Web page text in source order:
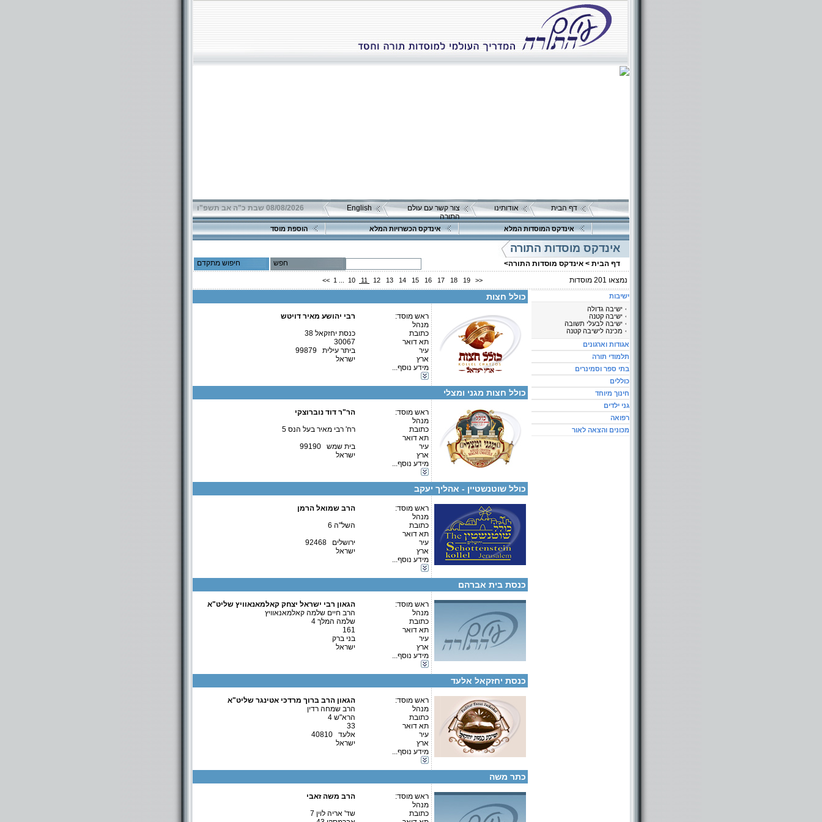
דף הבית אודותינו
צור קשר עם עולם
התורה
English 08/08/2026 שבת כ"ה אב תשפ"ו
אינדקס המוסדות המלא אינדקס הכשרויות המלא הוספת מוסד
אינדקס מוסדות התורה
דף הבית > אינדקס מוסדות התורה> חפש
חיפוש מתקדם
נמצאו 201 מוסדות << 1 10 11 12 13 14 15 16 17 18 19 >>
כולל חצות
ראש מוסד:
רבי יהושע מאיר דויטש
מנהל
כתובת
כנסת יחזקאל 38
תא דואר
30067
עיר
ביתר עילית 99879
ארץ
ישראל
מידע נוסף...
פרטים נוספים:
טלפון 1:
טלפון 2:
פקס
קטגוריות:
כוללים-חצי יום
כולל חצות מגני ומצלי
ראש מוסד:
הר"ר דוד נוברוצקי
מנהל
כתובת
רח' רבי מאיר בעל הנס 5
תא דואר
עיר
בית שמש 99190
ארץ
ישראל
מידע נוסף...
טלפון 1:
טלפון 2:
איש קשר:
קטגוריות:
כולל שוטנשטיין - אהליך יעקב
ראש מוסד:
הרב שמואל הרמן
מנהל
כתובת
השל"ה 6
תא דואר
עיר
ירושלים 92468
ארץ
ישראל
מידע נוסף...
פרטים נוספים:
טלפון 1:
טלפון 2:
פקס
מספר עמותה:
קטגוריות:
כוללים-כולל יום שלם
כנסת בית אברהם
ראש מוסד:
הגאון רבי ישראל יצחק קאלמאנאוויץ שליט"א
מנהל
הרב חיים שלמה קאלמאנאוויץ
כתובת
שלמה המלך 4
תא דואר
161
עיר
בני ברק
ארץ
ישראל
מידע נוסף...
פרטים נוספים:
טלפון 1:
טלפון 2:
פקס
כוללים-כולל יום שלם
כנסת יחזקאל אלעד
ראש מוסד:
הגאון הרב ברוך מרדכי אטינגר שליט"א
מנהל
הרב שמחה רדין
כתובת
הרא"ש 4
תא דואר
33
עיר
אלעד 40810
ארץ
ישראל
מידע נוסף...
פרטים נוספים:
טלפון 1:
טלפון 2:
פקס
מספר עמותה:
איש קשר:
ר' שמחה רדין
קטגוריות:
ישיבות-ישיבה גדולה
כוללים-כולל יום שלם
כוללים-חצי יום
כתר משה
ראש מוסד:
הרב משה זאבי
מנהל
כתובת
שד' אריה לוין 7
טלפון 1:
טלפון 2:
איש קשר:
הרב משה זאבי
ישיבות
ישיבה גדולה
ישיבה קטנה
ישיבה לבעלי תשובה
מכינה לישיבה קטנה
אגודות וארגונים
תלמודי תורה
בתי ספר וסמינרים
כוללים
חינוך מיוחד
גני ילדים
רפואה
מכונים והצאה לאור